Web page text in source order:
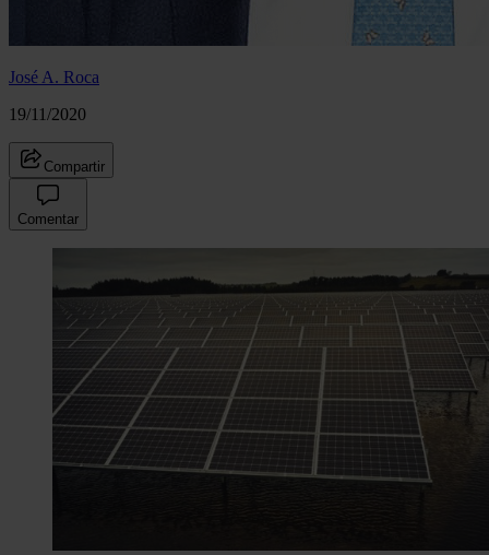
José A. Roca
19/11/2020
Compartir
Comentar